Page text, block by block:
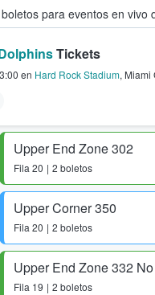
para eventos en vivo
fans compran y
Tickets
en Hard Rock Stadium, Miami
Upper End Zone 302
Fila 20 2 boletos
Upper Corner 350
Fila 20 2 boletos
Upper End Zone 332
Fila 19 2 boletos